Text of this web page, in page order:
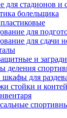
для стадионов и
болельщика
для
для сдачи
и
деления
для
стойки и